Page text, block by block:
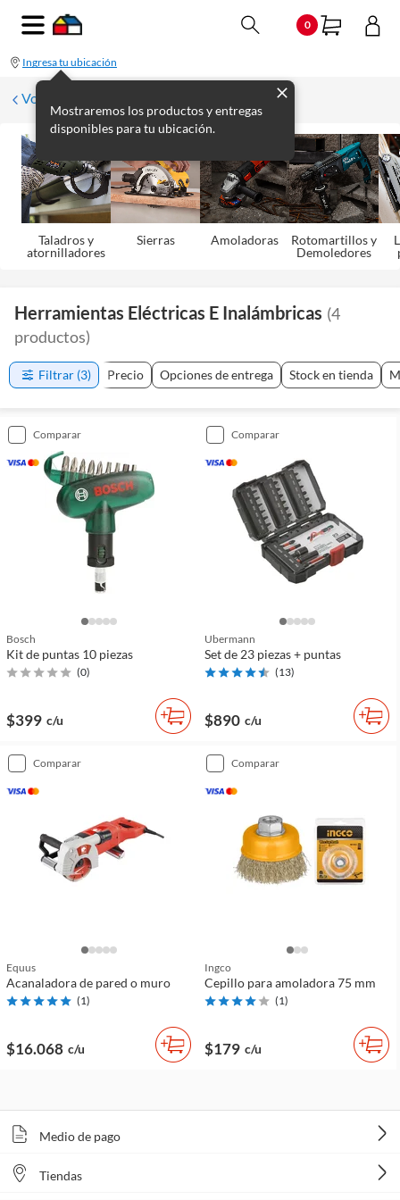
0
Ingresa tu ubicación
Mostraremos los productos y entregas
disponibles para tu ubicación.
Volver
Taladros y
atornilladores
Sierras Amoladoras
Rotomartillos y
Demoledores
Herramientas Eléctricas E Inalámbricas (4
productos)
Filtrar (3) Precio Opciones de entrega Stock en tienda
comparar
Bosch
Kit de puntas 10 piezas
(0)
$399 c/u
comparar
Ubermann
Set de 23 piezas + puntas
(13)
$890 c/u
comparar
Equus
Acanaladora de pared o muro
(1)
$16.068 c/u
comparar
Ingco
Cepillo para amoladora 75 mm
(1)
$179 c/u
Medio de pago
Tiendas